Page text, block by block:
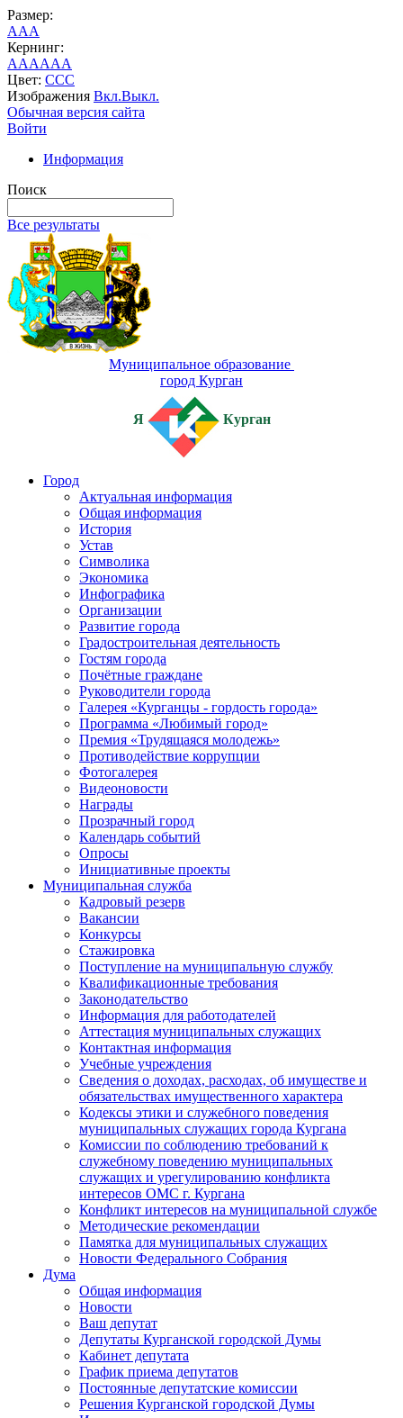
Размер:
AAA
Кернинг:
AAAAAA
Цвет: CCC
Изображения Вкл.Выкл.
Обычная версия сайта
Войти
Информация
Поиск
Все результаты
Муниципальное образование
город Курган
Я Курган
Город
Актуальная информация
Общая информация
История
Устав
Символика
Экономика
Инфографика
Организации
Развитие города
Градостроительная деятельность
Гостям города
Почётные граждане
Руководители города
Галерея «Курганцы - гордость города»
Программа «Любимый город»
Премия «Трудящаяся молодежь»
Противодействие коррупции
Фотогалерея
Видеоновости
Награды
Прозрачный город
Календарь событий
Опросы
Инициативные проекты
Муниципальная служба
Кадровый резерв
Вакансии
Конкурсы
Стажировка
Поступление на муниципальную службу
Квалификационные требования
Законодательство
Информация для работодателей
Аттестация муниципальных служащих
Контактная информация
Учебные учреждения
Сведения о доходах, расходах, об имуществе и
обязательствах имущественного характера
Кодексы этики и служебного поведения
муниципальных служащих города Кургана
Комиссии по соблюдению требований к
служебному поведению муниципальных
служащих и урегулированию конфликта
интересов ОМС г. Кургана
Конфликт интересов на муниципальной службе
Методические рекомендации
Памятка для муниципальных служащих
Новости Федерального Cобрания
Дума
Общая информация
Новости
Ваш депутат
Депутаты Курганской городской Думы
Кабинет депутата
График приема депутатов
Постоянные депутатские комиссии
Решения Курганской городской Думы